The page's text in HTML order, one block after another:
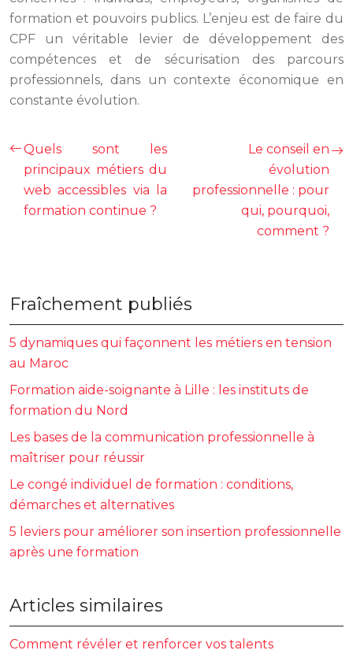
formation et pouvoirs publics. L’enjeu est de faire du
CPF un véritable levier de développement des
compétences et de sécurisation des parcours
professionnels, dans un contexte économique en
constante évolution.
Quels sont les
principaux métiers du
web accessibles via la
formation continue ?
Le conseil en
évolution
professionnelle : pour
qui, pourquoi,
comment ?
Fraîchement publiés
5 dynamiques qui façonnent les métiers en tension
au Maroc
Formation aide-soignante à Lille : les instituts de
formation du Nord
Les bases de la communication professionnelle à
maîtriser pour réussir
Le congé individuel de formation : conditions,
démarches et alternatives
5 leviers pour améliorer son insertion professionnelle
après une formation
Articles similaires
Comment révéler et renforcer vos talents